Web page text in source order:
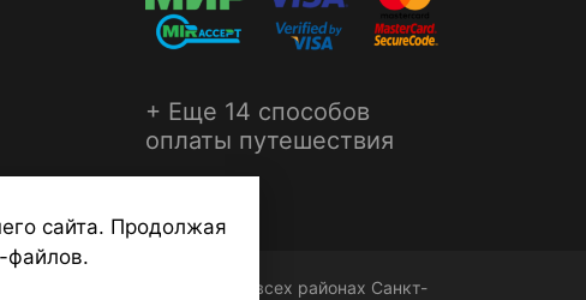
+ Еще 14 способов
оплаты путешествия
- турагентства во всех районах Санкт-
сайта. Продолжая
файлов.